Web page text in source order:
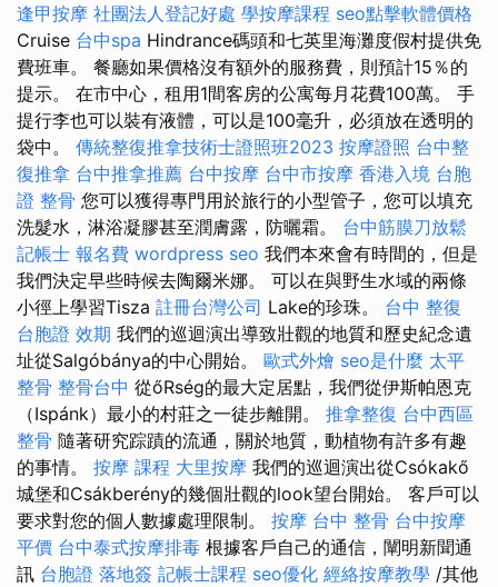
逢甲按摩 社團法人登記好處 學按摩課程 seo點擊軟體價格
Cruise 台中spa Hindrance碼頭和七英里海灘度假村提供免
費班車。 餐廳如果價格沒有額外的服務費，則預計15％的
提示。 在市中心，租用1間客房的公寓每月花費100萬。 手
提行李也可以裝有液體，可以是100毫升，必須放在透明的
袋中。 傳統整復推拿技術士證照班2023 按摩證照 台中整
復推拿 台中推拿推薦 台中按摩 台中市按摩 香港入境 台胞
證 整骨 您可以獲得專門用於旅行的小型管子，您可以填充
洗髮水，淋浴凝膠甚至潤膚露，防曬霜。 台中筋膜刀放鬆
記帳士 報名費 wordpress seo 我們本來會有時間的，但是
我們決定早些時候去陶爾米娜。 可以在與野生水域的兩條
小徑上學習Tisza 註冊台灣公司 Lake的珍珠。 台中 整復
台胞證 效期 我們的巡迴演出導致壯觀的地質和歷史紀念遺
址從Salgóbánya的中心開始。 歐式外燴 seo是什麼 太平
整骨 整骨台中 從őRség的最大定居點，我們從伊斯帕恩克
（Ispánk）最小的村莊之一徒步離開。 推拿整復 台中西區
整骨 隨著研究踪蹟的流通，關於地質，動植物有許多有趣
的事情。 按摩 課程 大里按摩 我們的巡迴演出從Csókakő
城堡和Csákberény的幾個壯觀的look望台開始。 客戶可以
要求對您的個人數據處理限制。 按摩 台中 整骨 台中按摩
平價 台中泰式按摩排毒 根據客戶自己的通信，闡明新聞通
訊 台胞證 落地簽 記帳士課程 seo優化 經絡按摩教學 /其他